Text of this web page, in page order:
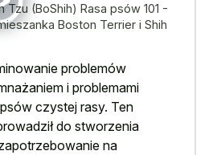
Tzu (BoShih) Rasa psów 101 -
Boston Terrier i Shih
problemów
i problemami
czystej rasy. Ten
do stworzenia
na